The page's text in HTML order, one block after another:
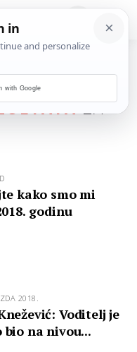
ZA
kako smo mi
godinu
2018.
Voditelj je
bio na nivou...
with Google